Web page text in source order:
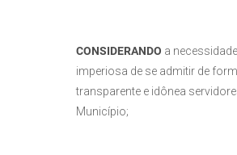
CONSIDERANDO a necessidade
imperiosa de se admitir de
transparente e idônea
Município;